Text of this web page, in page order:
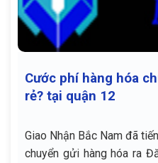
Cước phí hàng hóa
rẻ? tại quận 12
Giao Nhận Bắc Nam đã
chuyển gửi hàng hóa ra